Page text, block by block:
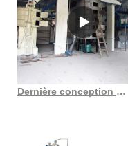
Dernière conception pépins de raisin presse à huile de tournesol huile de sésame